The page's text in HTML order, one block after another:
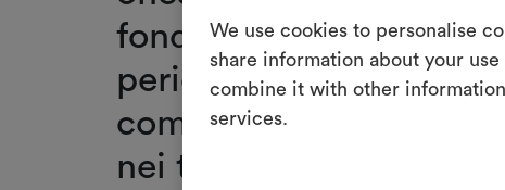
We use cookies to personalise
share information about your
combine it with other
services.
fondamento di una
periodo. Nel 2024
competenze
nei tessuti outdoor e di